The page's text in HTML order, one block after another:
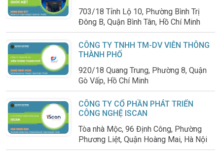
703/18 Tỉnh Lộ 10, Phường Bình Trị
Đông B, Quận Bình Tân, Hồ Chí Minh
CÔNG TY TNHH TM-DV VIỄN THÔNG
THÀNH PHỐ
920/18 Quang Trung, Phường 8, Quận
Gò Vấp, Hồ Chí Minh
CÔNG TY CỔ PHẦN PHÁT TRIỂN
CÔNG NGHỆ ISCAN
Tòa nhà Mộc, 96 Định Công, Phường
Phương Liệt, Quận Hoàng Mai, Hà Nội